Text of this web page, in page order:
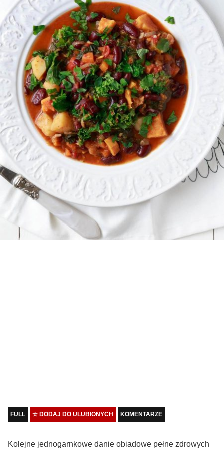
FULL ☆ DODAJ DO ULUBIONYCH KOMENTARZE
Kolejne jednogarnkowe danie obiadowe pełne zdrowych